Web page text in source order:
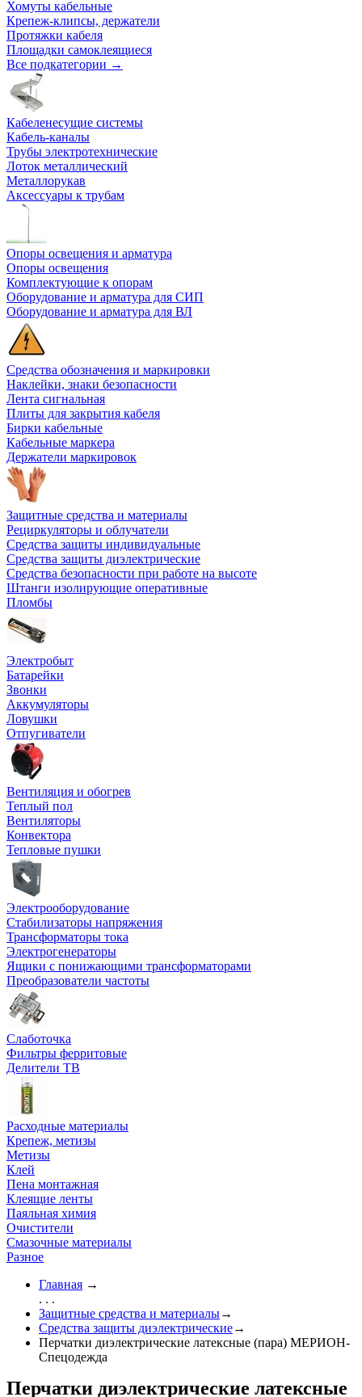
Хомуты кабельные
Крепеж-клипсы, держатели
Протяжки кабеля
Площадки самоклеящиеся
Все подкатегории →
Кабеленесущие системы
Кабель-каналы
Трубы электротехнические
Лоток металлический
Металлорукав
Аксессуары к трубам
Опоры освещения и арматура
Опоры освещения
Комплектующие к опорам
Оборудование и арматура для СИП
Оборудование и арматура для ВЛ
Средства обозначения и маркировки
Наклейки, знаки безопасности
Лента сигнальная
Плиты для закрытия кабеля
Бирки кабельные
Кабельные маркера
Держатели маркировок
Защитные средства и материалы
Рециркуляторы и облучатели
Средства защиты индивидуальные
Средства защиты диэлектрические
Средства безопасности при работе на высоте
Штанги изолирующие оперативные
Пломбы
Электробыт
Батарейки
Звонки
Аккумуляторы
Ловушки
Отпугиватели
Вентиляция и обогрев
Теплый пол
Вентиляторы
Конвектора
Тепловые пушки
Электрооборудование
Стабилизаторы напряжения
Трансформаторы тока
Электрогенераторы
Ящики с понижающими трансформаторами
Преобразователи частоты
Слаботочка
Фильтры ферритовые
Делители ТВ
Расходные материалы
Крепеж, метизы
Метизы
Клей
Пена монтажная
Клеящие ленты
Паяльная химия
Очистители
Смазочные материалы
Разное
Главная →
. . .
Защитные средства и материалы→
Средства защиты диэлектрические→
Перчатки диэлектрические латексные (пара) МЕРИОН-
Спецодежда
Перчатки диэлектрические латексные